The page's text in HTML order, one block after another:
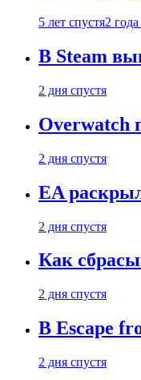
5 лет спустя2
В Steam
2 дня спустя
Overwatch
2 дня спустя
EA
2 дня спустя
Как
2 дня спустя
В Escape
2 дня спустя